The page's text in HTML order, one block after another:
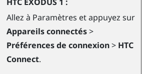
Allez à Paramètres et appuyez sur
Appareils connectés>
Préférences de connexion> HTC
Connect.